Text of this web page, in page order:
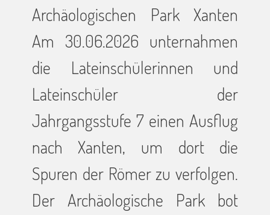
Archäologischen Park Xanten
Am 30.06.2026 unternahmen
die Lateinschülerinnen und
Lateinschüler der
Jahrgangsstufe 7 einen Ausflug
nach Xanten, um dort die
Spuren der Römer zu verfolgen.
Der Archäologische Park bot